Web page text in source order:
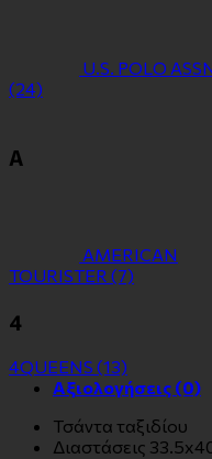
U.S. POLO
(24)
Α
ΑMERICAN
TOURISTER (7)
4
4QUEENS (13)
Αξιολογήσεις (0)
Τσάντα ταξιδίου
Διαστάσεις